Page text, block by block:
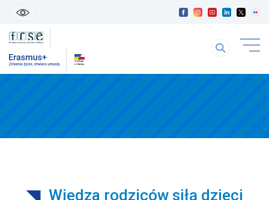
uwaga
Szukaj
stronie
Wiedza rodziców siłą dzieci